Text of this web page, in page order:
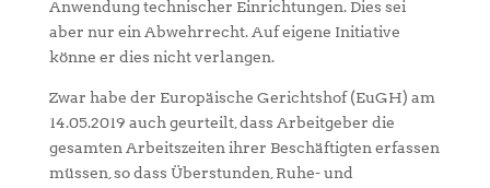
Anwendung technischer Einrichtungen. Dies sei
aber nur ein Abwehrrecht. Auf eigene Initiative
könne er dies nicht verlangen.
Zwar habe der Europäische Gerichtshof (EuGH) am
14.05.2019 auch geurteilt, dass Arbeitgeber die
gesamten Arbeitszeiten ihrer Beschäftigten erfassen
müssen, so dass Überstunden, Ruhe- und